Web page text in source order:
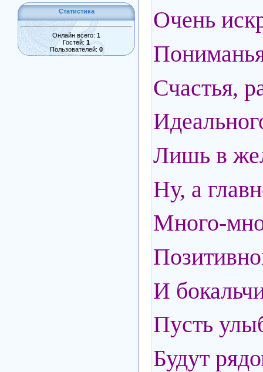
Статистика
Онлайн всего: 1
Гостей: 1
Пользователей: 0
Очень
Счастья,
Лишь в
Ну, а
Много-
И
Пусть
Будут